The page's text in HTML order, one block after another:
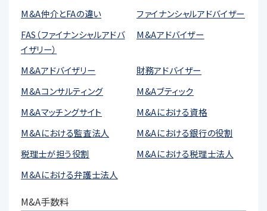
M&A仲介とFAの違い
ファイナンシャルアドバイザー
FAS（ファイナンシャルアドバ
イザリー）
M&Aアドバイザー
M&Aアドバイザリー
財務アドバイザー
M&Aコンサルティング
M&Aブティック
M&Aマッチングサイト
M&Aにおける資格
M&Aにおける監査法人
M&Aにおける銀行の役割
税理士が担う役割
M&Aにおける税理士法人
M&Aにおける弁護士法人
M&A手数料